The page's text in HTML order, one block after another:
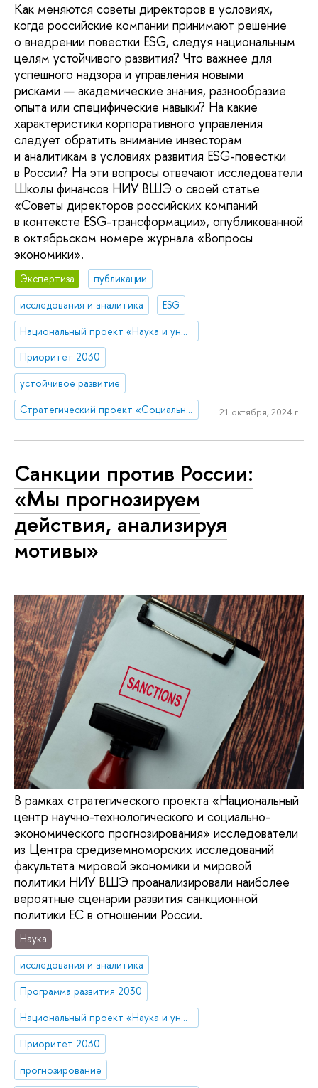
Как меняются советы директоров в условиях,
когда российские компании принимают решение
о внедрении повестки ESG, следуя национальным
целям устойчивого развития? Что важнее для
успешного надзора и управления новыми
рисками — академические знания, разнообразие
опыта или специфические навыки? На какие
характеристики корпоративного управления
следует обратить внимание инвесторам
и аналитикам в условиях развития ESG-повестки
в России? На эти вопросы отвечают исследователи
Школы финансов НИУ ВШЭ о своей статье
«Советы директоров российских компаний
в контексте ESG-трансформации», опубликованной
в октябрьском номере журнала «Вопросы
экономики».
Экспертиза
публикации
исследования и аналитика
ESG
Национальный проект «Наука и университеты»
Приоритет 2030
устойчивое развитие
Стратегический проект «Социальная политика устойчивого развития и инклюзивного экономического роста»
21 октября, 2024 г.
Санкции против России:
«Мы прогнозируем
действия, анализируя
мотивы»
В рамках стратегического проекта «Национальный
центр научно-технологического и социально-
экономического прогнозирования» исследователи
из Центра средиземноморских исследований
факультета мировой экономики и мировой
политики НИУ ВШЭ проанализировали наиболее
вероятные сценарии развития санкционной
политики ЕС в отношении России.
Наука
исследования и аналитика
Программа развития 2030
Национальный проект «Наука и университеты»
Приоритет 2030
прогнозирование